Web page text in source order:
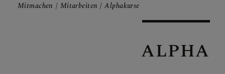
Mitmachen Mitarbeiten Alphakurse
ALPHA